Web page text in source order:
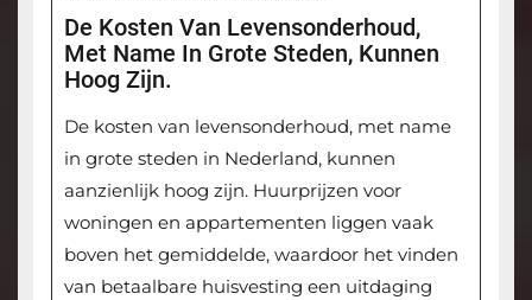
De Kosten Van Levensonderhoud,
Met Name In Grote Steden, Kunnen
Hoog Zijn.
De kosten van levensonderhoud, met name
in grote steden in Nederland, kunnen
aanzienlijk hoog zijn. Huurprijzen voor
woningen en appartementen liggen vaak
boven het gemiddelde, waardoor het vinden
van betaalbare huisvesting een uitdaging